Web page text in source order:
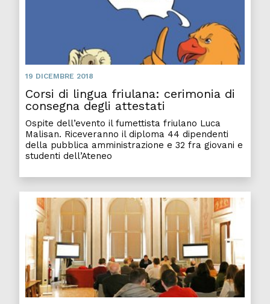
19 DICEMBRE 2018
Corsi di lingua friulana: cerimonia di
consegna degli attestati
Ospite dell’evento il fumettista friulano Luca
Malisan. Riceveranno il diploma 44 dipendenti
della pubblica amministrazione e 32 fra giovani e
studenti dell’Ateneo